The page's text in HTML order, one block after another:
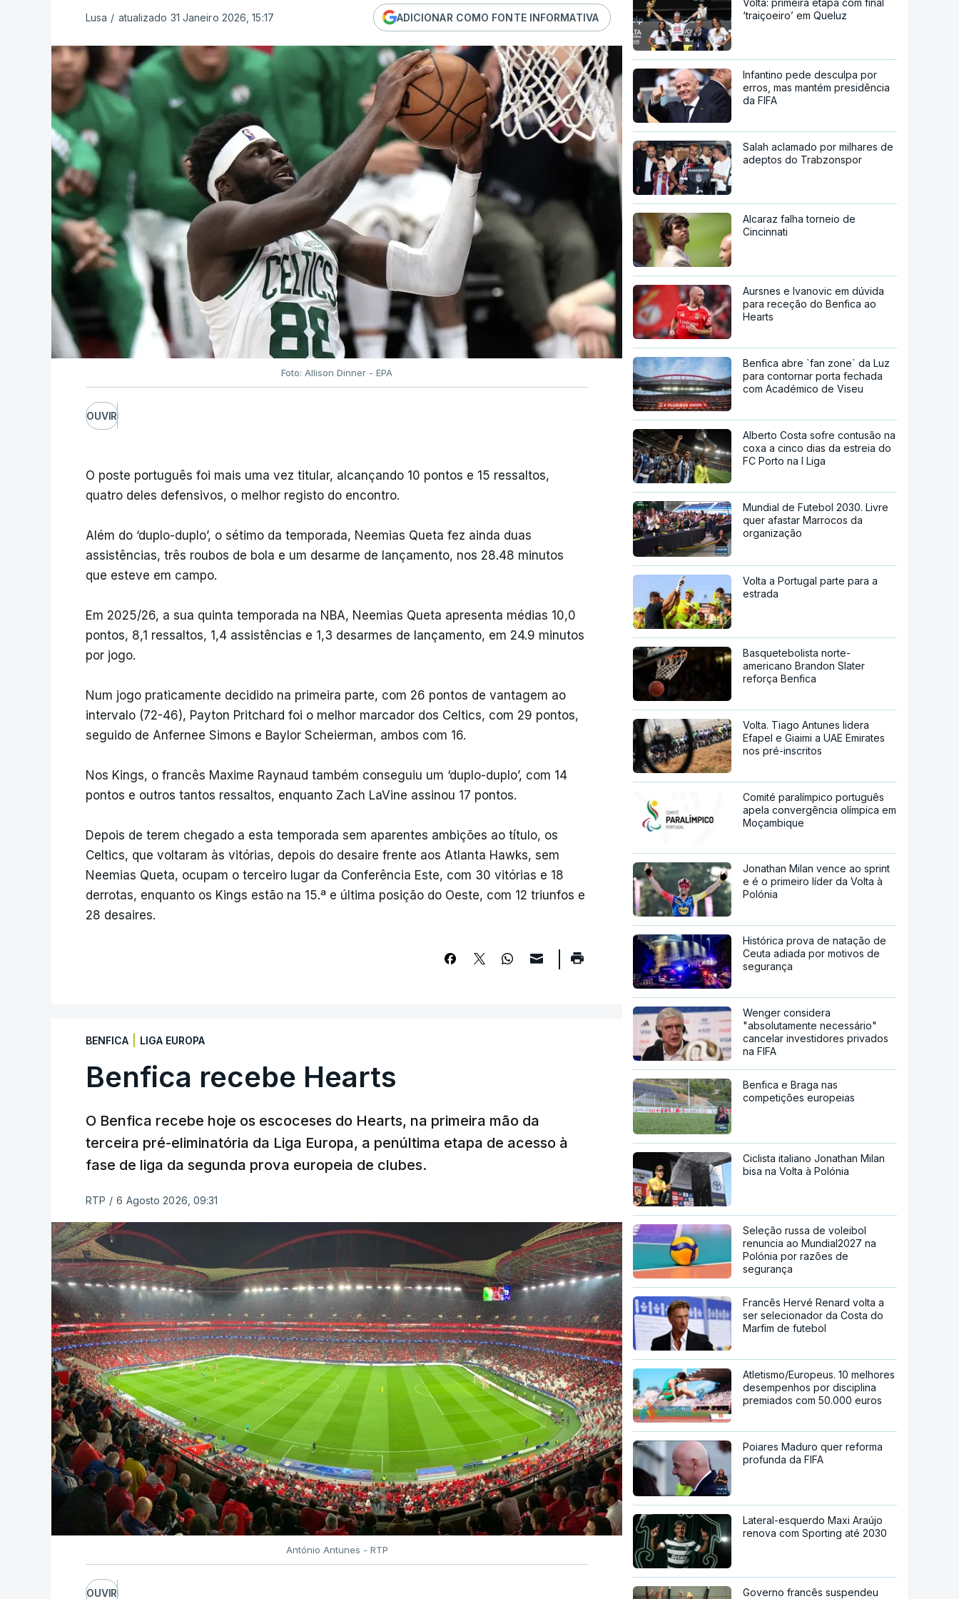
Lusa / atualizado 31 Janeiro 2026, 15:17 ADICIONAR COMO FONTE INFORMATIVA
Foto: Allison Dinner - EPA
OUVIR
O poste português foi mais uma vez titular, alcançando 10 pontos e 15 ressaltos,
quatro deles defensivos, o melhor registo do encontro.
Além do ‘duplo-duplo’, o sétimo da temporada, Neemias Queta fez ainda duas
assistências, três roubos de bola e um desarme de lançamento, nos 28.48 minutos
que esteve em campo.
Em 2025/26, a sua quinta temporada na NBA, Neemias Queta apresenta médias 10,0
pontos, 8,1 ressaltos, 1,4 assistências e 1,3 desarmes de lançamento, em 24.9 minutos
por jogo.
Num jogo praticamente decidido na primeira parte, com 26 pontos de vantagem ao
intervalo (72-46), Payton Pritchard foi o melhor marcador dos Celtics, com 29 pontos,
seguido de Anfernee Simons e Baylor Scheierman, ambos com 16.
Nos Kings, o francês Maxime Raynaud também conseguiu um ‘duplo-duplo’, com 14
pontos e outros tantos ressaltos, enquanto Zach LaVine assinou 17 pontos.
Depois de terem chegado a esta temporada sem aparentes ambições ao título, os
Celtics, que voltaram às vitórias, depois do desaire frente aos Atlanta Hawks, sem
Neemias Queta, ocupam o terceiro lugar da Conferência Este, com 30 vitórias e 18
derrotas, enquanto os Kings estão na 15.ª e última posição do Oeste, com 12 triunfos e
28 desaires.
BENFICA LIGA EUROPA
Benfica recebe Hearts
O Benfica recebe hoje os escoceses do Hearts, na primeira mão da
terceira pré-eliminatória da Liga Europa, a penúltima etapa de acesso à
fase de liga da segunda prova europeia de clubes.
RTP / 6 Agosto 2026, 09:31
António Antunes - RTP
OUVIR
Volta: primeira etapa com final
‘traiçoeiro’ em Queluz
Infantino pede desculpa por
erros, mas mantém presidência
da FIFA
Salah aclamado por milhares de
adeptos do Trabzonspor
Alcaraz falha torneio de
Cincinnati
Aursnes e Ivanovic em dúvida
para receção do Benfica ao
Hearts
Benfica abre `fan zone` da Luz
para contornar porta fechada
com Académico de Viseu
Alberto Costa sofre contusão na
coxa a cinco dias da estreia do
FC Porto na I Liga
Mundial de Futebol 2030. Livre
quer afastar Marrocos da
organização
Volta a Portugal parte para a
estrada
Basquetebolista norte-
americano Brandon Slater
reforça Benfica
Volta. Tiago Antunes lidera
Efapel e Giaimi a UAE Emirates
nos pré-inscritos
Comité paralímpico português
apela convergência olímpica em
Moçambique
Jonathan Milan vence ao sprint
e é o primeiro líder da Volta à
Polónia
Histórica prova de natação de
Ceuta adiada por motivos de
segurança
Wenger considera
"absolutamente necessário"
cancelar investidores privados
na FIFA
Benfica e Braga nas
competições europeias
Ciclista italiano Jonathan Milan
bisa na Volta à Polónia
Seleção russa de voleibol
renuncia ao Mundial2027 na
Polónia por razões de
segurança
Francês Hervé Renard volta a
ser selecionador da Costa do
Marfim de futebol
Atletismo/Europeus. 10 melhores
desempenhos por disciplina
premiados com 50.000 euros
Poiares Maduro quer reforma
profunda da FIFA
Lateral-esquerdo Maxi Araújo
renova com Sporting até 2030
Governo francês suspendeu